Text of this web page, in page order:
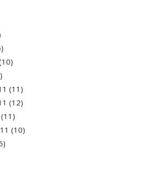
(11)
(12)
(11)
(10)